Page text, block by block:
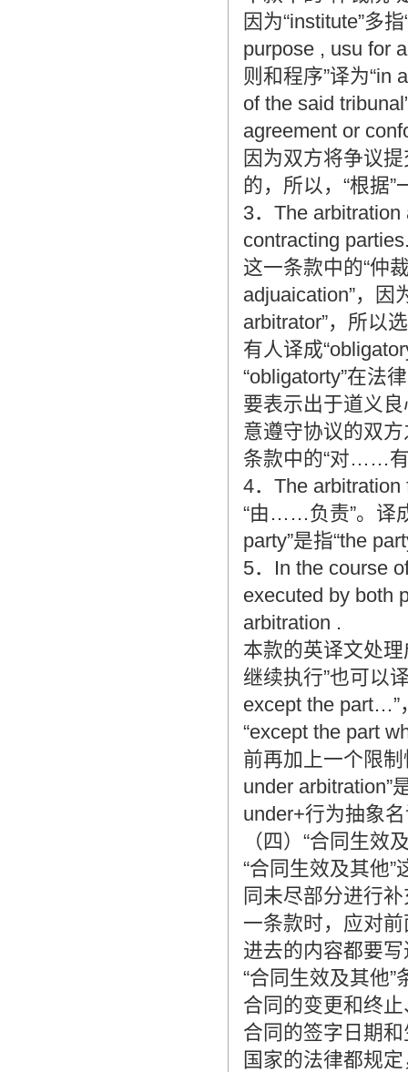
因为“institute”多
purpose , usu for
则和程序”译为“in
of the said
agreement or
因为双方将争议
的，所以，“根据”
3．The
contracting
这一条款中的“仲
adjuaication”，因
arbitrator”，所以
有人译成
“obligatorty”在法
要表示出于道义
意遵守协议的双
条款中的“对……有
4．The
“由……负责”。译
party”是指“the
5．In the course
executed by both
arbitration .
本款的英译文处
继续执行”也可以
except the part…”
“except the part
前再加上一个限制
under arbitration”
under+行为抽象名
（四）“合同生效
“合同生效及其他
同未尽部分进行
一条款时，应对
进去的内容都要
“合同生效及其他
合同的变更和终
合同的签字日期
国家的法律都规